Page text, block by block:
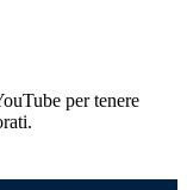
per tenere